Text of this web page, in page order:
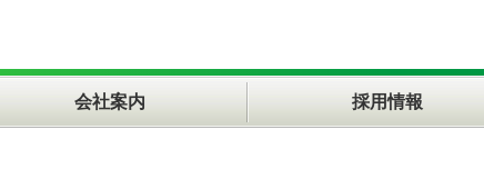
会社案内 採用情報